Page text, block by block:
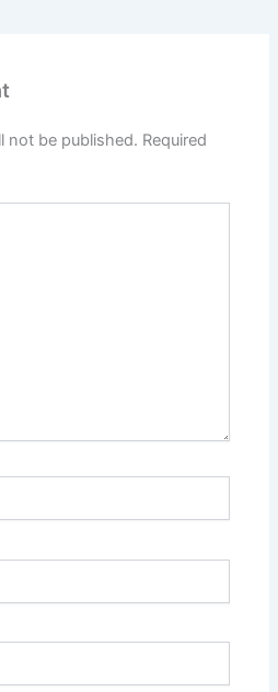
not be published. Required